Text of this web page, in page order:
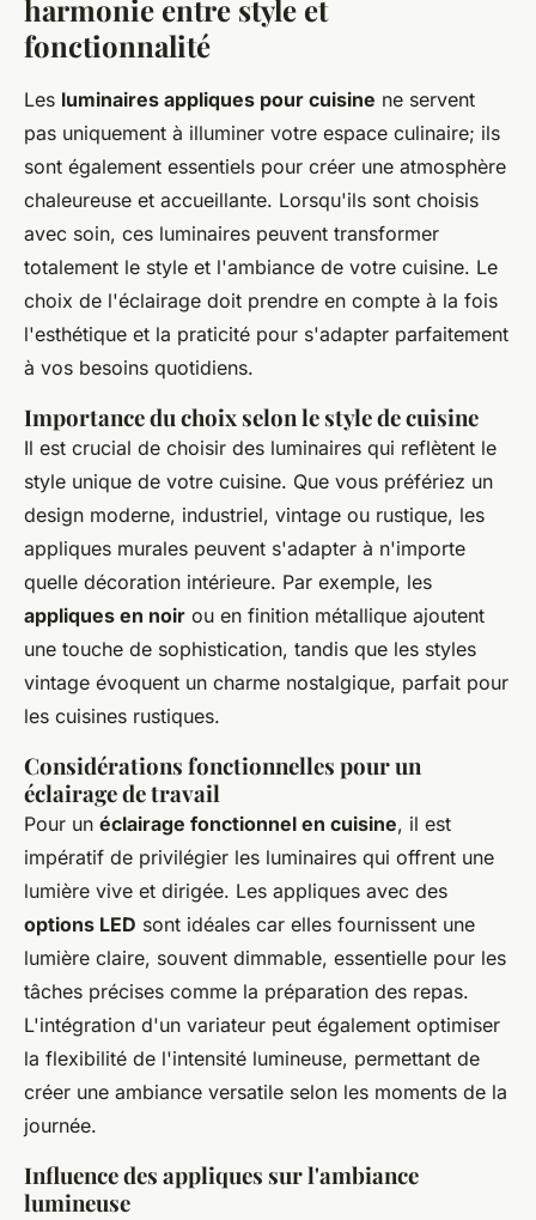
harmonie entre style et
fonctionnalité
Les luminaires appliques pour cuisine ne servent
pas uniquement à illuminer votre espace culinaire; ils
sont également essentiels pour créer une atmosphère
chaleureuse et accueillante. Lorsqu'ils sont choisis
avec soin, ces luminaires peuvent transformer
totalement le style et l'ambiance de votre cuisine. Le
choix de l'éclairage doit prendre en compte à la fois
l'esthétique et la praticité pour s'adapter parfaitement
à vos besoins quotidiens.
Importance du choix selon le style de cuisine
Il est crucial de choisir des luminaires qui reflètent le
style unique de votre cuisine. Que vous préfériez un
design moderne, industriel, vintage ou rustique, les
appliques murales peuvent s'adapter à n'importe
quelle décoration intérieure. Par exemple, les
appliques en noir ou en finition métallique ajoutent
une touche de sophistication, tandis que les styles
vintage évoquent un charme nostalgique, parfait pour
les cuisines rustiques.
Considérations fonctionnelles pour un
éclairage de travail
Pour un éclairage fonctionnel en cuisine, il est
impératif de privilégier les luminaires qui offrent une
lumière vive et dirigée. Les appliques avec des
options LED sont idéales car elles fournissent une
lumière claire, souvent dimmable, essentielle pour les
tâches précises comme la préparation des repas.
L'intégration d'un variateur peut également optimiser
la flexibilité de l'intensité lumineuse, permettant de
créer une ambiance versatile selon les moments de la
journée.
Influence des appliques sur l'ambiance
lumineuse